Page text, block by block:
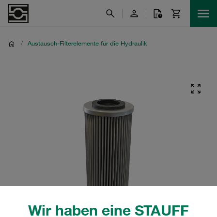
Wir haben eine STAUFF
/ Austausch-Filterelemente für die Hydraulik